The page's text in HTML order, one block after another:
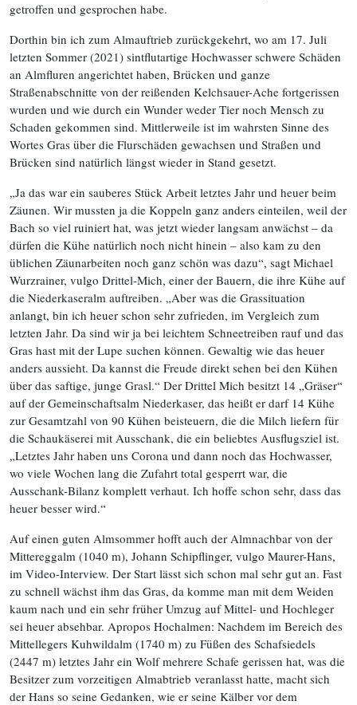
getroffen und gesprochen habe.
Dorthin bin ich zum Almauftrieb zurückgekehrt, wo am 17. Juli
letzten Sommer (2021) sintflutartige Hochwasser schwere Schäden
an Almfluren angerichtet haben, Brücken und ganze
Straßenabschnitte von der reißenden Kelchsauer-Ache fortgerissen
wurden und wie durch ein Wunder weder Tier noch Mensch zu
Schaden gekommen sind. Mittlerweile ist im wahrsten Sinne des
Wortes Gras über die Flurschäden gewachsen und Straßen und
Brücken sind natürlich längst wieder in Stand gesetzt.
„Ja das war ein sauberes Stück Arbeit letztes Jahr und heuer beim
Zäunen. Wir mussten ja die Koppeln ganz anders einteilen, weil der
Bach so viel ruiniert hat, was jetzt wieder langsam anwächst – da
dürfen die Kühe natürlich noch nicht hinein – also kam zu den
üblichen Zäunarbeiten noch ganz schön was dazu“, sagt Michael
Wurzrainer, vulgo Drittel-Mich, einer der Bauern, die ihre Kühe auf
die Niederkaseralm auftreiben. „Aber was die Grassituation
anlangt, bin ich heuer schon sehr zufrieden, im Vergleich zum
letzten Jahr. Da sind wir ja bei leichtem Schneetreiben rauf und das
Gras hast mit der Lupe suchen können. Gewaltig wie das heuer
anders aussieht. Da kannst die Freude direkt sehen bei den Kühen
über das saftige, junge Grasl.“ Der Drittel Mich besitzt 14 „Gräser“
auf der Gemeinschaftsalm Niederkaser, das heißt er darf 14 Kühe
zur Gesamtzahl von 90 Kühen beisteuern, die die Milch liefern für
die Schaukäserei mit Ausschank, die ein beliebtes Ausflugsziel ist.
„Letztes Jahr haben uns Corona und dann noch das Hochwasser,
wo viele Wochen lang die Zufahrt total gesperrt war, die
Ausschank-Bilanz komplett verhaut. Ich hoffe schon sehr, dass das
heuer besser wird.“
Auf einen guten Almsommer hofft auch der Almnachbar von der
Mittereggalm (1040 m), Johann Schipflinger, vulgo Maurer-Hans,
im Video-Interview. Der Start lässt sich schon mal sehr gut an. Fast
zu schnell wächst ihm das Gras, da komme man mit dem Weiden
kaum nach und ein sehr früher Umzug auf Mittel- und Hochleger
sei heuer absehbar. Apropos Hochalmen: Nachdem im Bereich des
Mittellegers Kuhwildalm (1740 m) zu Füßen des Schafsiedels
(2447 m) letztes Jahr ein Wolf mehrere Schafe gerissen hat, was die
Besitzer zum vorzeitigen Almabtrieb veranlasst hatte, macht sich
der Hans so seine Gedanken, wie er seine Kälber vor dem